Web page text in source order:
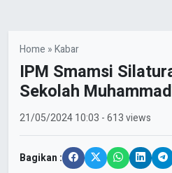
Home »Kabar
IPM Smamsi
Sekolah
21/05/202410:03 - 613 views
Bagikan :